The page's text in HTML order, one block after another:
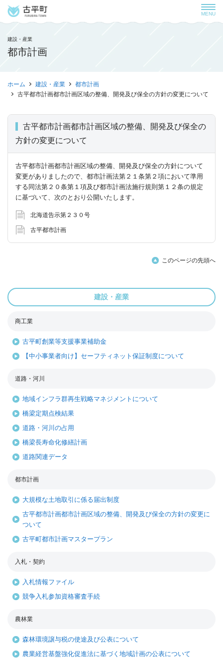
MENU
建設・産業
都市計画
ホーム 建設・産業
都市計画
古平都市計画都市計画区域の整備、開発及び保全の方針の変更について
古平都市計画都市計画区域の整備、開発及び保全の
方針の変更について
古平都市計画都市計画区域の整備、開発及び保全の方針について
変更がありましたので、都市計画法第２１条第２項において準用
する同法第２０条第１項及び都市計画法施行規則第１２条の規定
に基づいて、次のとおり公開いたします。
北海道告示第２３０号
古平都市計画
このページの先頭へ
建設・産業
商工業
古平町創業等支援事業補助金
【中小事業者向け】セーフティネット保証制度について
道路・河川
地域インフラ群再生戦略マネジメントについて
橋梁定期点検結果
道路・河川の占用
橋梁長寿命化修繕計画
道路関連データ
都市計画
大規模な土地取引に係る届出制度
古平都市計画都市計画区域の整備、開発及び保全の方針の変更に
ついて
古平町都市計画マスタープラン
入札・契約
入札情報ファイル
競争入札参加資格審査手続
農林業
森林環境譲与税の使途及び公表について
農業経営基盤強化促進法に基づく地域計画の公表について